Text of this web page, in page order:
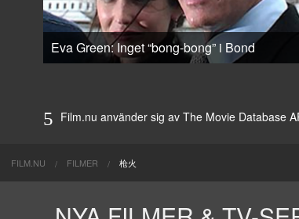
Eva Green: Inget “bong-bong” i Bond
Film.nu använder sig av The Movie Database
FILM.NU FILMER 枪火